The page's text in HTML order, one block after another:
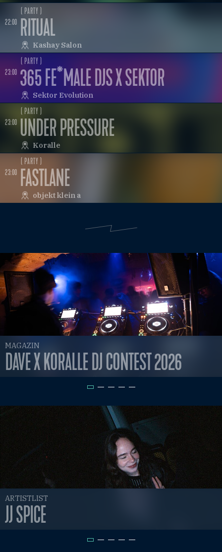
22:00
( PARTY )
RITUAL
Kashay Salon
23:00
( PARTY )
365 FE*MALE DJS X SEKTOR
Sektor Evolution
23:00
( PARTY )
UNDER PRESSURE
Koralle
23:00
( PARTY )
FASTLANE
objekt klein a
MAGAZIN
DAVE X KORALLE DJ CONTEST 2026
ARTISTLIST
JJ SPICE